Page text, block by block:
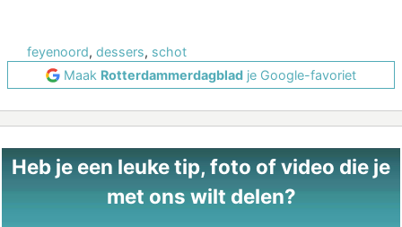
feyenoord, dessers, schot
Maak Rotterdammerdagblad je Google-favoriet
Heb je een leuke tip, foto of video die je
met ons wilt delen?